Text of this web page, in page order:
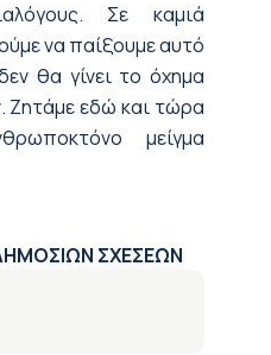
Σε καμιά
να παίξουμε αυτό
θα γίνει το όχημα
Ζητάμε εδώ και τώρα
μείγμα
ΣΧΕΣΕΩΝ